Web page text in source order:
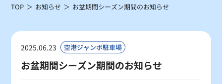
2 3 4 5 6 7
△
10
△
11
△
12
× ×
TOP お知らせ お盆期間シーズン期間のお知らせ
2025.06.23 空港ジャンボ駐車場
お盆期間シーズン期間のお知らせ